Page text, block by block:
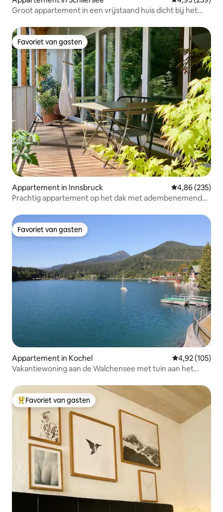
Groot appartement in een vrijstaand huis dicht bij het
Favoriet van gasten
Favoriet van gasten
Appartement in Innsbruck Gemiddelde
4,86 (235)
Prachtig appartement op het dak met adembenemend
Favoriet van gasten
Favoriet van gasten
Appartement in Kochel Gemiddelde
4,92 (105)
Vakantiewoning aan de Walchensee met tuin aan het
Topfavoriet van gasten
Favoriet van gasten